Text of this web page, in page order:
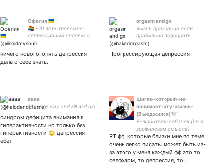
Офелия 🇺🇦
🏳️‍🌈 •20 лет• тревожно-
депрессивный человек с
птср
ничего нового. опять депрессия
дала о себе знать.
orgasm and go
жизнь прекрасна если
правильно подобрать
антидепрессанты
Прогрессирующая депрессия
аааа
19 | yass slay and kill and die
синдром дефицита внимания и
гиперактивности но только без
гиперактивности 🙄 депрессия
ебет
Шигео-который-не-
понимает-эту-жизнь-
(Въюджился)🕊️
Я-любитель-собачек (не в
зоофилском смысле)
#юджисексуал'ы #Terumob
bts exo #Eve редко draw'ую
#ArtistOnTwitter стрей🕯🥀
Ай лайк бубс 🐯🏵️🥀🌨️🎉
RT фф, которые близки мне по теме,
очень легко писать. может быть из-
за этого у меня каждый фф это то
селфхарм, то депрессия, то…